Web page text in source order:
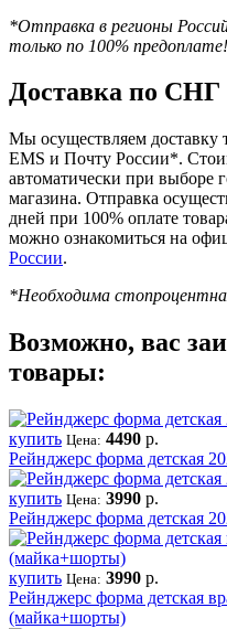
*Отправка в регионы
только по 100% предоплате!
Доставка по СНГ
Мы осуществляем доставку
EMS и Почту России*.
автоматически при выборе
магазина. Отправка
дней при 100% оплате
можно ознакомиться на
России.
*Необходима
Возможно, вас
товары:
купить Цена: 4490 р.
Рейнджерс форма детская
купить Цена: 3990 р.
Рейнджерс форма детская
купить Цена: 3990 р.
Рейнджерс форма детская
(майка+шорты)